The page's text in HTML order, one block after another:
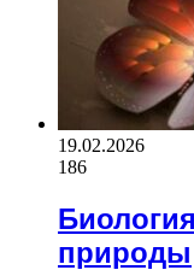
19.02.2026
186
природы